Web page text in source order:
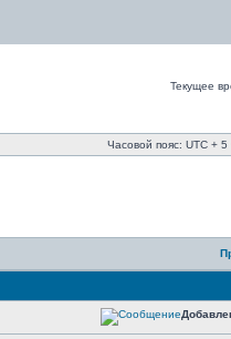
Текущее
Часовой пояс: UTC +